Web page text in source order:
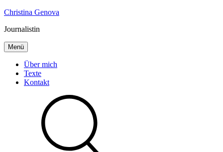
Inhalte
Christina Genova
Journalistin
Menü
Über mich
Texte
Kontakt